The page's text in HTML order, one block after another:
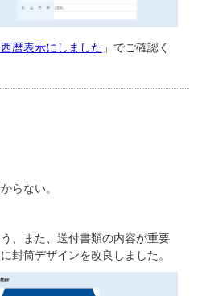
暦表示にしました 」でご確認く
らない。
、また、送付書類の内容が重要
封筒デザインを改良しました。